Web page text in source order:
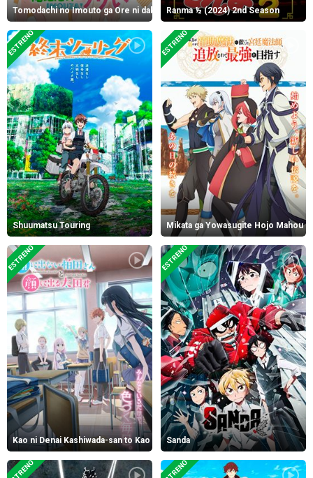
Tomodachi no Imouto ga Ore ni dake UzaiRanma ½ (2024) 2nd Season
ESTRENO
Shuumatsu Touring
ESTRENO
Mikata ga Yowasugite Hojo Mahou
ESTRENO
Kao ni Denai Kashiwada-san to Kao ni Deru Oota-kun
ESTRENO
Sanda
ESTRENO ESTRENO